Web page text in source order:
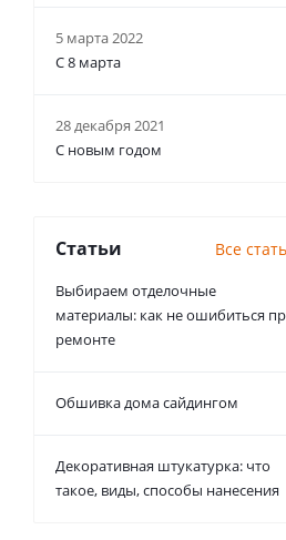
5 марта 2022
С 8 марта
28 декабря 2021
С новым годом
Статьи Все
Выбираем отделочные
материалы: как не ошибиться
ремонте
Обшивка дома сайдингом
Декоративная штукатурка: что
такое, виды, способы нанесения